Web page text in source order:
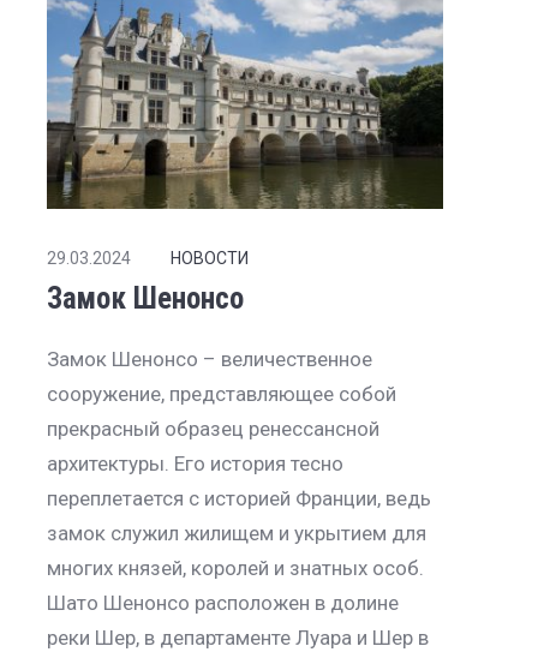
29.03.2024 НОВОСТИ
Замок Шенонсо
Замок Шенонсо – величественное
сооружение, представляющее собой
прекрасный образец ренессансной
архитектуры. Его история тесно
переплетается с историей Франции, ведь
замок служил жилищем и укрытием для
многих князей, королей и знатных особ.
Шато Шенонсо расположен в долине
реки Шер, в департаменте Луара и Шер в